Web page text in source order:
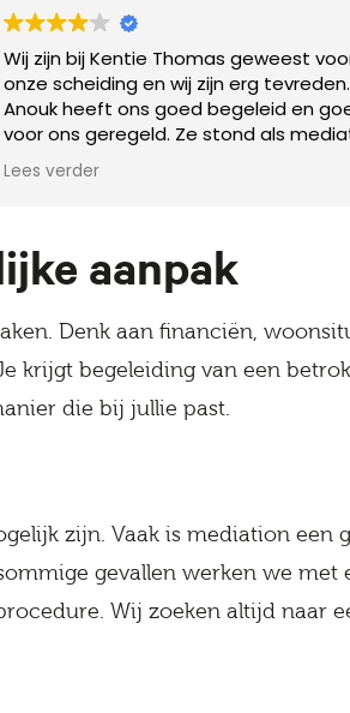
Wij zijn bij Kentie Thomas geweest
onze scheiding en wij zijn erg tevreden.
Anouk heeft ons goed begeleid en
voor ons geregeld. Ze stond als
erg neutral voor ons beide waardoor ze
beide kanten goed geholpen heeft
Lees verder
aanpak
Denk aan financiën,
krijgt begeleiding van een
die bij jullie past.
zijn. Vaak is mediation een
gevallen werken we met
Wij zoeken altijd naar